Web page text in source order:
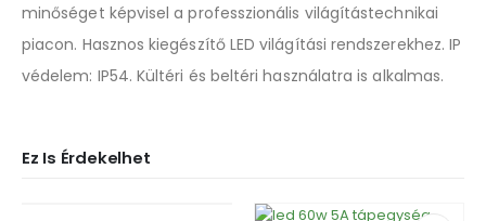
minőséget képvisel a professzionális világítástechnikai
piacon. Hasznos kiegészítő LED világítási rendszerekhez. IP
védelem: IP54. Kültéri és beltéri használatra is alkalmas.
Ez Is Érdekelhet